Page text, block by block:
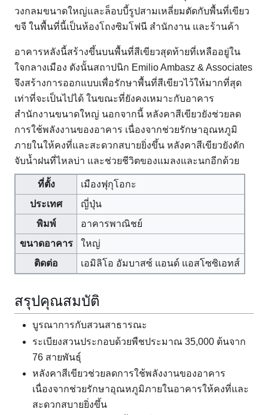
วงกลมขนาดใหญ่และล็อบบี้รูปสามเหลี่ยมตัดกับพื้นที่เขียว
ขจี ในพื้นที่นี้เป็นห้องโถงซิมโฟนี สำนักงาน และร้านค้า
อาคารหลังนี้สร้างขึ้นบนพื้นที่สีเขียวสุดท้ายที่เหลืออยู่ใน
ใจกลางเมือง ดังนั้นสถาปนิก Emilio Ambasz & Associates
จึงสร้างการออกแบบเพื่อรักษาพื้นที่สีเขียวไว้ให้มากที่สุด
เท่าที่จะเป็นไปได้ ในขณะที่ยังคงเหมาะกับอาคาร
สำนักงานขนาดใหญ่ นอกจากนี้ หลังคาสีเขียวยังช่วยลด
การใช้พลังงานของอาคาร เนื่องจากช่วยรักษาอุณหภูมิ
ภายในให้คงที่และสะดวกสบายยิ่งขึ้น หลังคาสีเขียวยังดัก
จับน้ำฝนที่ไหลบ่า และช่วยชีวิตของแมลงและนกอีกด้วย
ที่ตั้ง
เมืองฟุกุโอกะ
ประเทศ
ญี่ปุ่น
พิมพ์
อาคารพาณิชย์
ขนาดอาคาร
ใหญ่
ติดต่อ
เอมิลิโอ อัมบาสซ์ แอนด์ แอสโซซิเอทส์
สรุปคุณสมบัติ
บูรณาการกับสวนสาธารณะ
ระเบียงสวนประกอบด้วยพืชประมาณ 35,000 ต้นจาก
76 สายพันธุ์
หลังคาสีเขียวช่วยลดการใช้พลังงานของอาคาร
เนื่องจากช่วยรักษาอุณหภูมิภายในอาคารให้คงที่และ
สะดวกสบายยิ่งขึ้น